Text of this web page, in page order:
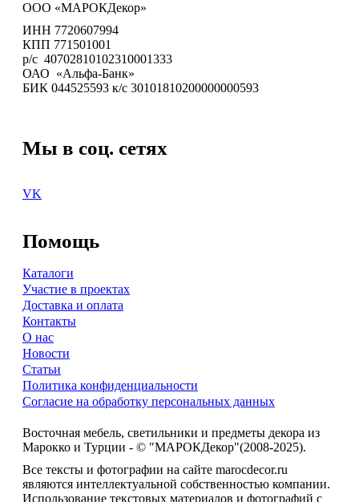
ООО «МАРОКДекор»
ИНН 7720607994
КПП 771501001
р/с 40702810102310001333
ОАО «Альфа-Банк»
БИК 044525593 к/с 30101810200000000593
Мы в соц. сетях
VK
Помощь
Каталоги
Участие в проектах
Доставка и оплата
Контакты
О нас
Новости
Статьи
Политика конфиденциальности
Согласие на обработку персональных данных
Восточная мебель, светильники и предметы декора из
Марокко и Турции - © "МАРОКДекор"(2008-2025).
Все тексты и фотографии на сайте marocdecor.ru
являются интеллектуальной собственностью компании.
Использование текстовых материалов и фотографий с